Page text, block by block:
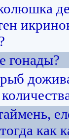
гонады?
как